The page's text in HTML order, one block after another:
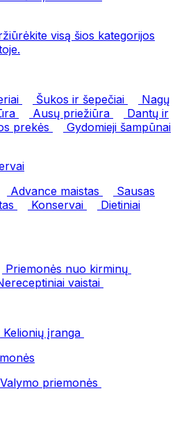
visą šios kategorijos
Šukos ir šepečiai
Nagų
Ausų priežiūra
Dantų ir
prekės
Gydomieji šampūnai
Advance maistas
Sausas
Konservai
Dietiniai
Priemonės nuo kirminų
vaistai
Kelionių įranga
Valymo priemonės